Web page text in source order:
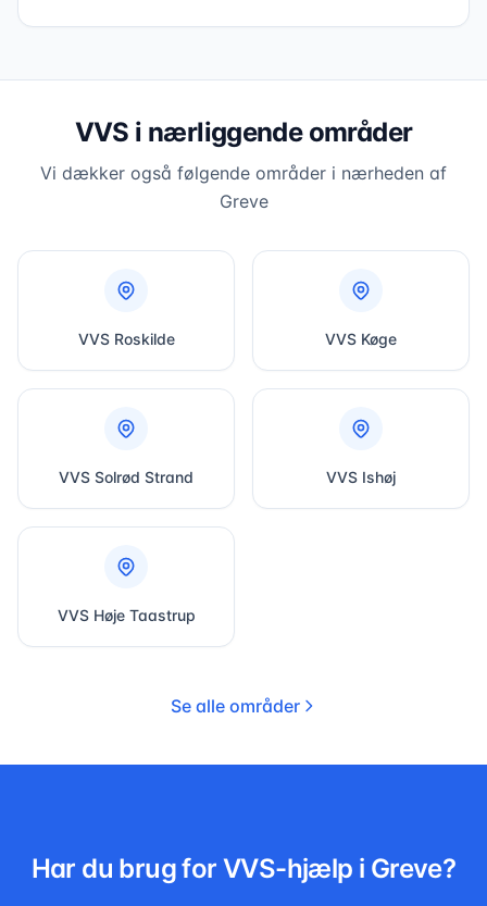
VVS i nærliggende områder
Vi dækker også følgende områder i nærheden af
Greve
VVS Roskilde VVS Køge
VVS Solrød Strand VVS Ishøj
VVS Høje Taastrup
Se alle områder
Har du brug for VVS-hjælp i Greve?